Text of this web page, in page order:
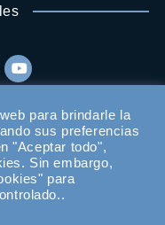
para brindarle la
sus preferencias
"Aceptar todo",
Sin embargo,
para